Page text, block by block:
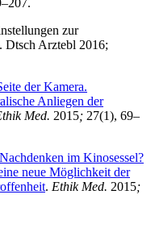
zur
Dtsch Arztebl 2016;
der Kamera.
Anliegen der
Med. 2015; 27(1), 69–
Nachdenken im Kinosessel?
neue Möglichkeit der
. Ethik Med. 2015;